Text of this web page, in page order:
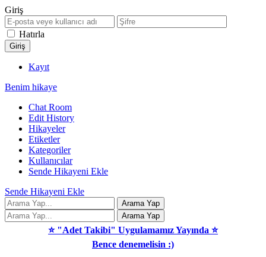
Giriş
Hatırla
Kayıt
Benim hikaye
Chat Room
Edit History
Hikayeler
Etiketler
Kategoriler
Kullanıcılar
Sende Hikayeni Ekle
Sende Hikayeni Ekle
⭐ "Adet Takibi" Uygulamamız Yayında ⭐
Bence denemelisin :)